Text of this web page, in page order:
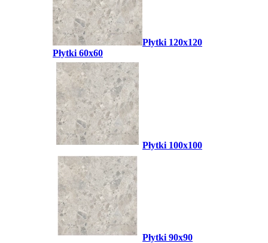
Płytki 120x120
Płytki 60x60
Płytki 100x100
Płytki 90x90